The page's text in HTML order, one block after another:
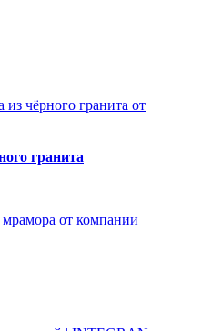
гранита